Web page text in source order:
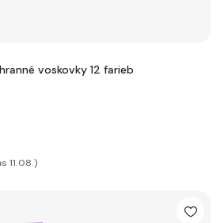
voskovky 12 farieb
11.08.)